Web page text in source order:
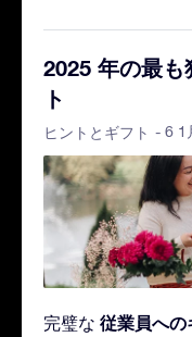
2025 年の最も
ト
ヒントとギフト - 6 1
完璧な 従業員への